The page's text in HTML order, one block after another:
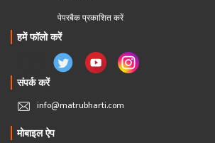
पेपरबैक प्रकाशित करें
हमें फॉलो करें
संपर्क करें
info@matrubharti.com
मोबाइल ऐप